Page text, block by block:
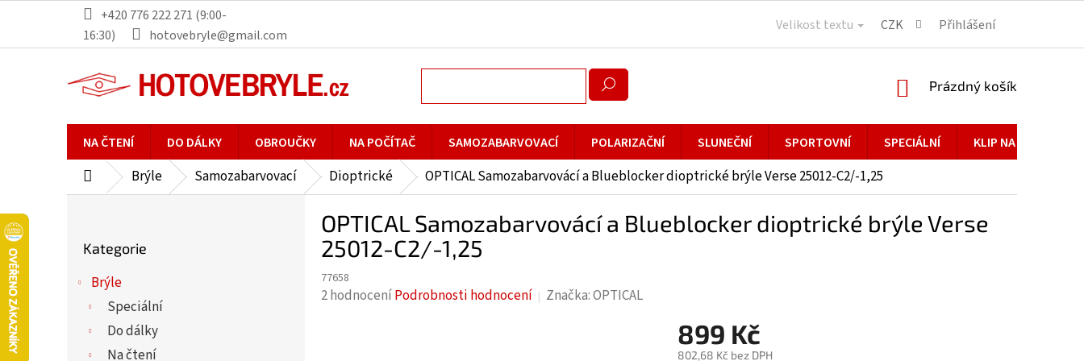
obsah
+420 776 222 271 (9:00-
16:30)
hotovebryle@gmail.com
Velikost textu CZK Přihlášení
NÁKUPNÍ
Prázdný košík
NA ČTENÍ DO DÁLKY OBROUČKY NA POČÍTAČ SAMOZABARVOVACÍ POLARIZAČNÍ SLUNEČNÍ SPORTOVNÍ SPECIÁLNÍ KLIP NA BRÝLE
DomůBrýle Samozabarvovací Dioptrické OPTICAL Samozabarvovácí a Blueblocker dioptrické brýle Verse 25012-C2/-1,25
kategorie
Kategorie
Brýle
Speciální
Do dálky
Na čtení
OPTICAL Samozabarvovácí a Blueblocker dioptrické brýle Verse
25012-C2/-1,25
77658
Průměrné
2 hodnoceníPodrobnosti hodnocení Značka:OPTICAL
899 Kč
802,68 Kč bez DPH